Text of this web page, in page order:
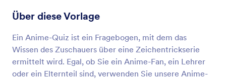
Über diese Vorlage
Ein Anime-Quiz ist ein Fragebogen, mit dem das
Wissen des Zuschauers über eine Zeichentrickserie
ermittelt wird. Egal, ob Sie ein Anime-Fan, ein Lehrer
oder ein Elternteil sind, verwenden Sie unsere Anime-
Vorschau